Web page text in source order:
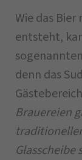
Wie das
entsteht,
denn das
Brauereien